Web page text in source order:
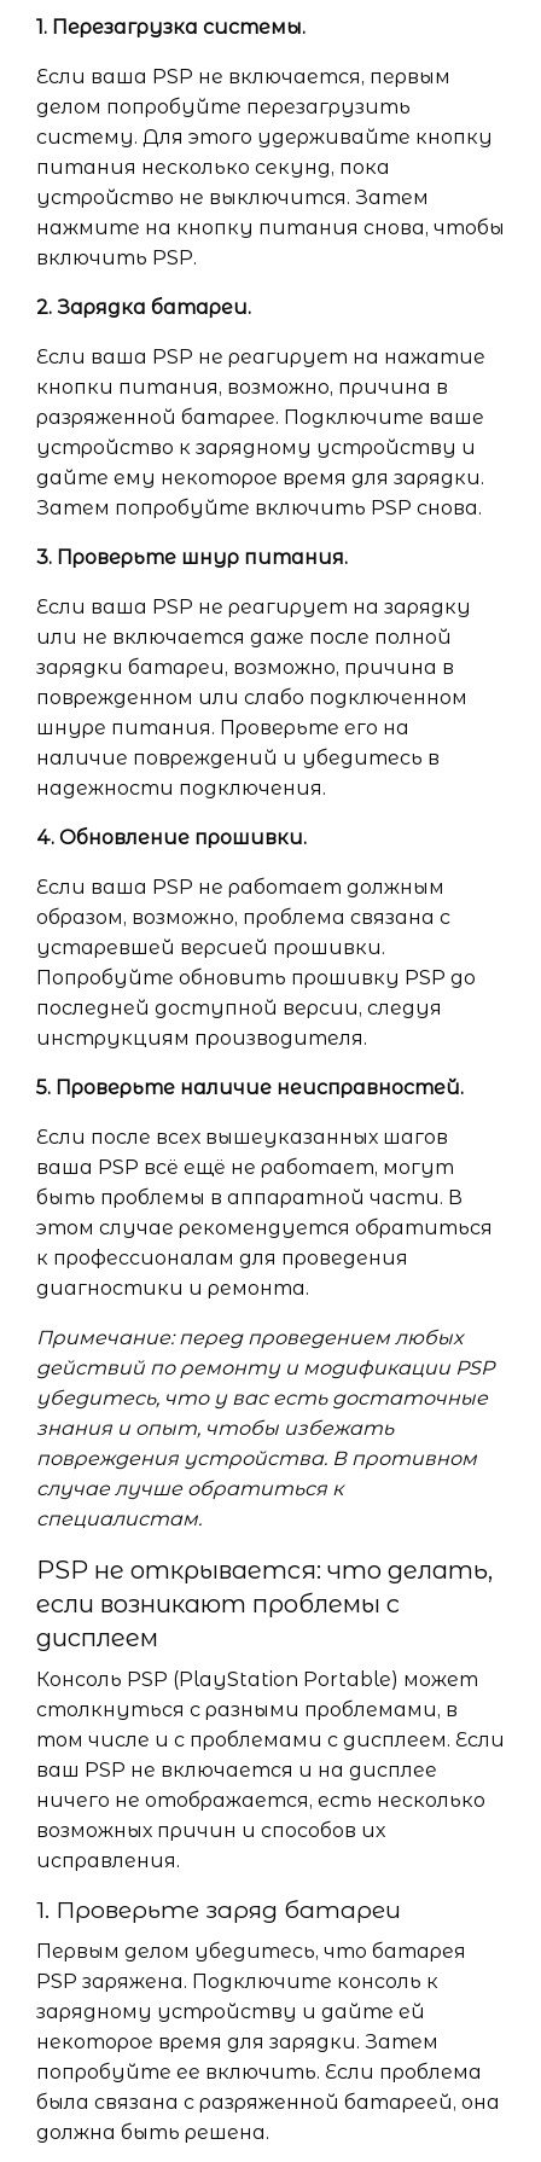
1. Перезагрузка системы.
Если ваша PSP не включается, первым
делом попробуйте перезагрузить
систему. Для этого удерживайте кнопку
питания несколько секунд, пока
устройство не выключится. Затем
нажмите на кнопку питания снова, чтобы
включить PSP.
2. Зарядка батареи.
Если ваша PSP не реагирует на нажатие
кнопки питания, возможно, причина в
разряженной батарее. Подключите ваше
устройство к зарядному устройству и
дайте ему некоторое время для зарядки.
Затем попробуйте включить PSP снова.
3. Проверьте шнур питания.
Если ваша PSP не реагирует на зарядку
или не включается даже после полной
зарядки батареи, возможно, причина в
поврежденном или слабо подключенном
шнуре питания. Проверьте его на
наличие повреждений и убедитесь в
надежности подключения.
4. Обновление прошивки.
Если ваша PSP не работает должным
образом, возможно, проблема связана с
устаревшей версией прошивки.
Попробуйте обновить прошивку PSP до
последней доступной версии, следуя
инструкциям производителя.
5. Проверьте наличие неисправностей.
Если после всех вышеуказанных шагов
ваша PSP всё ещё не работает, могут
быть проблемы в аппаратной части. В
этом случае рекомендуется обратиться
к профессионалам для проведения
диагностики и ремонта.
Примечание: перед проведением любых
действий по ремонту и модификации PSP
убедитесь, что у вас есть достаточные
знания и опыт, чтобы избежать
повреждения устройства. В противном
случае лучше обратиться к
специалистам.
PSP не открывается: что делать,
если возникают проблемы с
дисплеем
Консоль PSP (PlayStation Portable) может
столкнуться с разными проблемами, в
том числе и с проблемами с дисплеем. Если
ваш PSP не включается и на дисплее
ничего не отображается, есть несколько
возможных причин и способов их
исправления.
1. Проверьте заряд батареи
Первым делом убедитесь, что батарея
PSP заряжена. Подключите консоль к
зарядному устройству и дайте ей
некоторое время для зарядки. Затем
попробуйте ее включить. Если проблема
была связана с разряженной батареей, она
должна быть решена.